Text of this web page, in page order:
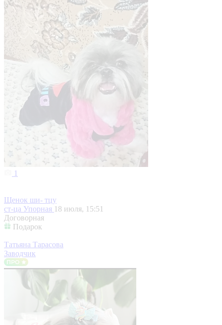
1
Щенок ши- тцу
ст-ца Упорная 18 июля, 15:51
Договорная
Подарок
Татьяна Тарасова
Заводчик